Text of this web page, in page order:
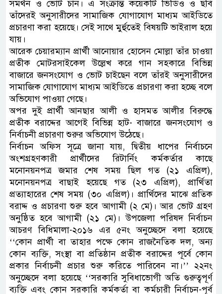
সমর্থন ও ভোট চান। এ সংক্রান্ত কয়েকটি ভিডিও ও ছবি
তাঁদেরই অনুসারীদের সামাজিক যোগাযোগ মাধ্যম আইডিতে
প্রচারণা করা হয়েছে। সেই সাথে মুর্হুতেই বিষয়টি ভাইরাল হয়ে
যায়।
আরেক চেয়ারম্যান প্রার্থী আনোয়ার হোসেন মোল্লা তাঁর চাওয়া
প্রতীক মোটরসাইকেল উল্লেখ করে গান সহকারে বিভিন্ন
বাজারে জনসংযোগ ও ভোট চাইছেন বলে তাঁরই অনুসারীদের
সামাজিক যোগাযোগ মাধ্যম আইডিতে প্রচারণা করা হচ্ছে বলে
অভিযোগ পাওয়া গেছে।
অপর দুই প্রার্থী আনছার আলী ও হাসমত আলীর বিরুদ্ধে
প্রতীক বরাদ্দের আগেই বিভিন্ন হাট- বাজারে জনসংযোগ ও
নির্বাচনী প্রচারণা শুরুর অভিযোগ উঠেছে।
নির্বাচন অফিস সূত্রে জানা যায়, দ্বিতীয় ধাপের নির্বাচনে
অংশগ্রহণকারী প্রার্থীদের রিটার্নিং কর্মকর্তার কাছে
মনোনয়নপত্র জমার শেষ সময় ছিল গত (২১ এপ্রিল),
মনোনয়নপত্র বাছাই হয়েছে গত (২৩ এপ্রিল), প্রার্থিতা
প্রত্যাহারের শেষ সময় (৩০ এপ্রিল)। প্রার্থিদের মাঝে প্রতিক
বরাদ্দ ও প্রচারণা শুরু হবে আগামী (২ মে)। আর ভোট গ্রহণ
অনুষ্ঠিত হবে আগামী (২১ মে)। উপজেলা পরিষদ নির্বাচন
আচরণ বিধিমালা-২০১৬ এর ৫নং অনুচ্ছেদে বলা হয়েছে
‘‘কোন প্রার্থী বা তাহার পক্ষে কোন রাজনৈতিক দল, অন্য
কোন ব্যক্তি, সংস্থা বা প্রতিষ্ঠান প্রতীক বরাদ্দের পূর্বে কোন
প্রকার নির্বাচনী প্রচার শুরু করিতে পারিবেন না।’’ ২২নং
অনুচ্ছেদে বলা হয়েছে ‘‘সরকারি সুবিধাভোগী অতি গুরুত্বপূর্ণ
ব্যক্তি এবং কোন সরকারি কর্মকর্তা বা কর্মচারী নির্বাচন-পূর্ব